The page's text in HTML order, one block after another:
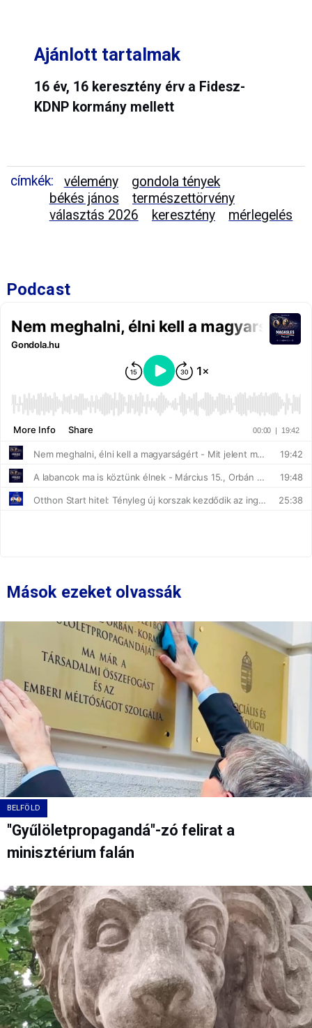
Ajánlott tartalmak
16 év, 16 keresztény érv a Fidesz-
KDNP kormány mellett
címkék: vélemény
gondola tények
békés jános
természettörvény
választás 2026
keresztény mérlegelés
Podcast
Mások ezeket olvassák
BELFÖLD
"Gyűlöletpropagandá"-zó felirat a
minisztérium falán